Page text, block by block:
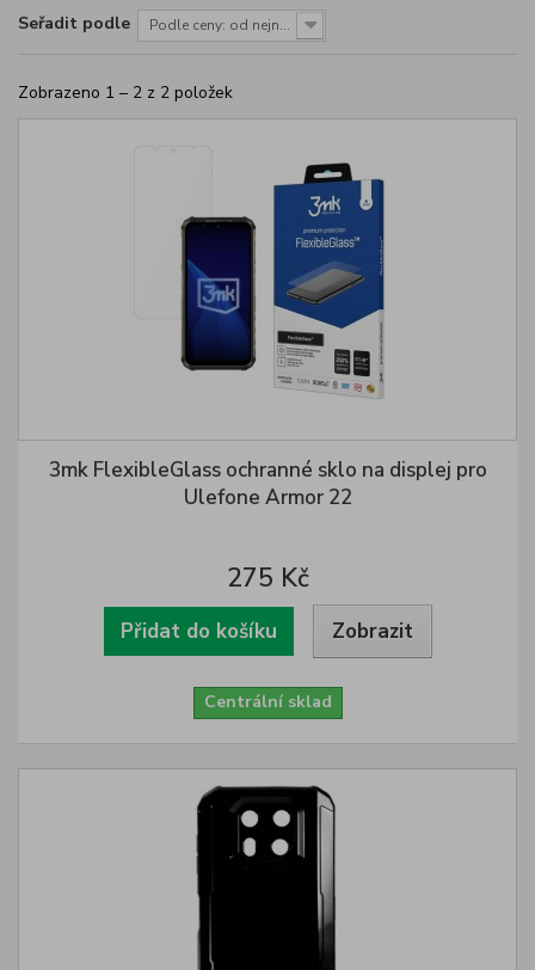
Seřadit podle Podle ceny: od nejnižší
Zobrazeno 1 – 2 z 2 položek
3mk FlexibleGlass ochranné sklo na displej pro
Ulefone Armor 22
275 Kč
Přidat do košíku Zobrazit
Centrální sklad